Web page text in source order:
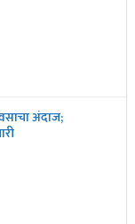
अंदाज;